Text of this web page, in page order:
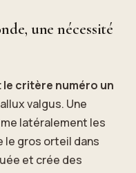
une nécessité
le critère numéro un
valgus. Une
latéralement les
gros orteil dans
et crée des